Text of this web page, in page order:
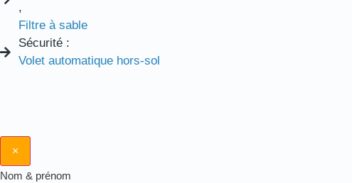
,
Filtre à sable
Sécurité :
Volet automatique hors-sol
×
Nom & prénom